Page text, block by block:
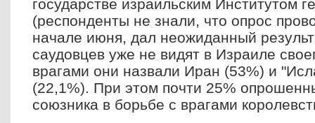
государстве израильским Институтом
(респонденты не знали, что опрос
начале июня, дал неожиданный
саудовцев уже не видят в Израиле
врагами они назвали Иран (53%) и
(22,1%). При этом почти 25%
союзника в борьбе с врагами